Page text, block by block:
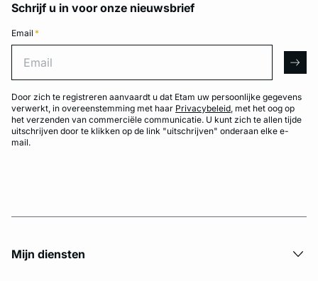
Schrijf u in voor onze nieuwsbrief
Email *
Door zich te registreren aanvaardt u dat Etam uw persoonlijke gegevens
verwerkt, in overeenstemming met haar Privacybeleid, met het oog op
het verzenden van commerciële communicatie. U kunt zich te allen tijde
uitschrijven door te klikken op de link "uitschrijven" onderaan elke e-
mail.
Mijn diensten